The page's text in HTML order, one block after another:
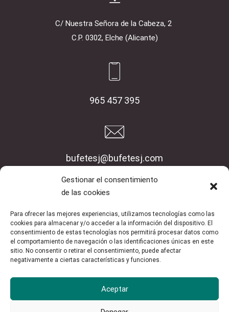
Gestionar el consentimiento
de las cookies
Para ofrecer las mejores experiencias, utilizamos tecnologías como las
cookies para almacenar y/o acceder a la información del dispositivo. El
consentimiento de estas tecnologías nos permitirá procesar datos como
el comportamiento de navegación o las identificaciones únicas en este
sitio. No consentir o retirar el consentimiento, puede afectar
negativamente a ciertas características y funciones.
Aceptar
C/ Nuestra Señora de la Cabeza, 2
C.P. 0302, Elche (Alicante)
965 457 395
bufetesj@bufetesj.com
Inicio
Servicios
Blog
Contacto
Aviso Legal
Política de privacidad
Política de cookies